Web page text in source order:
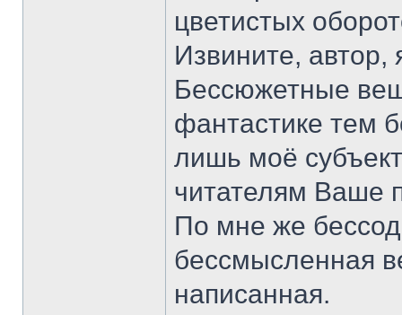
цветистых
Извините, автор,
Бессюжетные
фантастике тем
лишь моё
читателям Ваше
По мне же
бессмысленная
написанная.